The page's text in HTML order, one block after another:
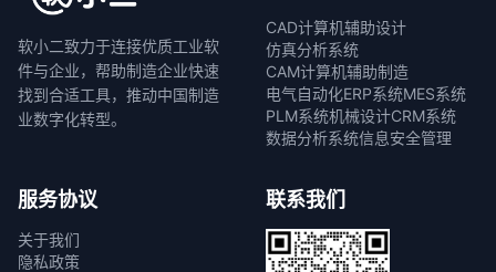
软小二致力于连接优质工业软
件与企业，帮助制造企业快速
找到合适工具，推动中国制造
业数字化转型。
CAD计算机辅助设计
仿真分析系统
CAM计算机辅助制造
电气自动化ERP系统MES系统
PLM系统机械设计CRM系统
数据分析系统信息安全管理
服务协议
关于我们
隐私政策
联系我们